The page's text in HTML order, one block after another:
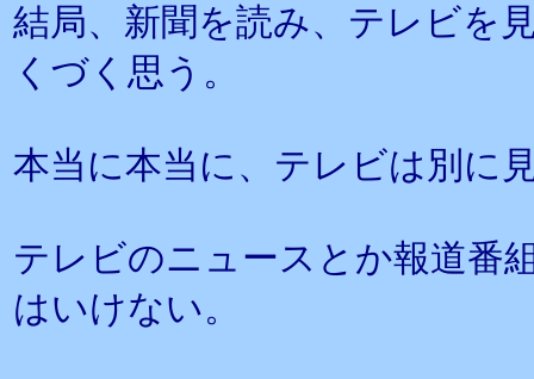
結局、新聞を読み、テレビを
くづく思う。
本当に本当に、テレビは別に
テレビのニュースとか報道番
はいけない。